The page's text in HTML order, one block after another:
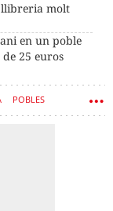
llibreria molt
en un poble
25 euros
POBLES